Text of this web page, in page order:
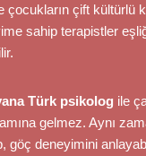
çocukların çift kültürlü
sahip terapistler
Türk psikolog ile
gelmez. Aynı
göç deneyimini